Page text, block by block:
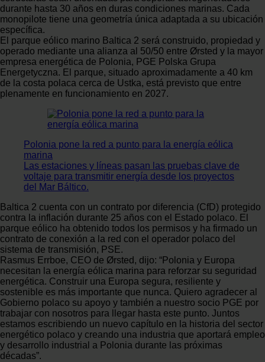
durante hasta 30 años en duras condiciones marinas. Cada
monopilote tiene una geometría única adaptada a su ubicación
específica.
El parque eólico marino Baltica 2 será construido, propiedad y
operado mediante una alianza al 50/50 entre Ørsted y la mayor
empresa energética de Polonia, PGE Polska Grupa
Energetyczna. El parque, situado aproximadamente a 40 km
de la costa polaca cerca de Ustka, está previsto que entre
plenamente en funcionamiento en 2027.
Polonia pone la red a punto para la energía eólica
marina
Las estaciones y líneas pasan las pruebas clave de
voltaje para transmitir energía desde los proyectos
del Mar Báltico.
Baltica 2 cuenta con un contrato por diferencia (CfD) protegido
contra la inflación durante 25 años con el Estado polaco. El
parque eólico ha obtenido todos los permisos y ha firmado un
contrato de conexión a la red con el operador polaco del
sistema de transmisión, PSE.
Rasmus Errboe, CEO de Ørsted, dijo: “Polonia y Europa
necesitan la energía eólica marina para reforzar su seguridad
energética. Construir una Europa segura, resiliente y
sostenible es más importante que nunca. Quiero agradecer al
Gobierno polaco su apoyo y también a nuestro socio PGE por
trabajar con nosotros para llegar hasta este punto. Juntos
estamos escribiendo un nuevo capítulo en la historia del sector
energético polaco y creando una industria que aportará empleo
y desarrollo industrial a Polonia durante las próximas
décadas”.